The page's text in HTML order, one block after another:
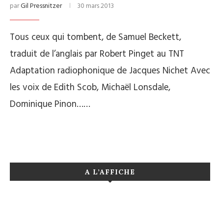
parGil Pressnitzer 30 mars 2013
Tous ceux qui tombent, de Samuel Beckett,
traduit de l’anglais par Robert Pinget au TNT
Adaptation radiophonique de Jacques Nichet Avec
les voix de Edith Scob, Michaël Lonsdale,
Dominique Pinon……
A L’AFFICHE